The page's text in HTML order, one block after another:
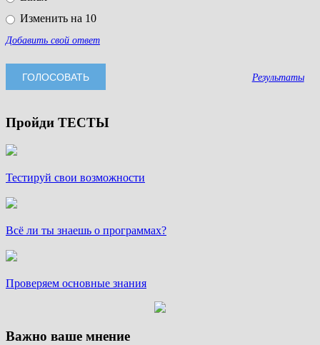
Изменить на 10
Добавить свой ответ
Результаты
Пройди ТЕСТЫ
Тестируй свои возможности
Всё ли ты знаешь о программах?
Проверяем основные знания
Важно ваше мнение